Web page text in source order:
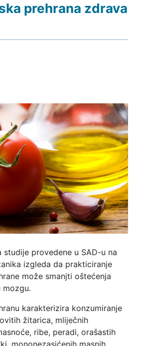
prehrana zdrava
studije provedene u SAD-u na
izgleda da prakticiranje
može smanjti oštećenja
mozgu.
karakterizira konzumiranje
žitarica, mliječnih
ribe, peradi, orašastih
mononezasićenih masnih